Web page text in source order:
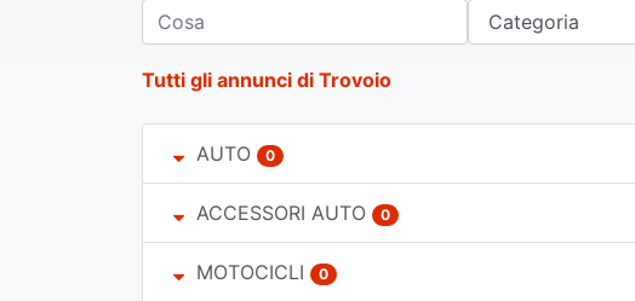
Tutti gli annunci di Trovoio
AUTO 0
ACCESSORI AUTO 0
MOTOCICLI 0